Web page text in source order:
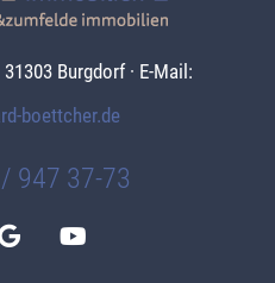
Burgdorf · E-Mail:
boettcher.de
947 37-73